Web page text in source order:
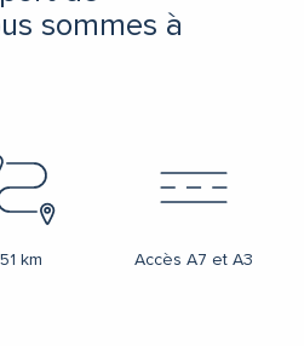
sommes à
51 km Accès A7 et A3